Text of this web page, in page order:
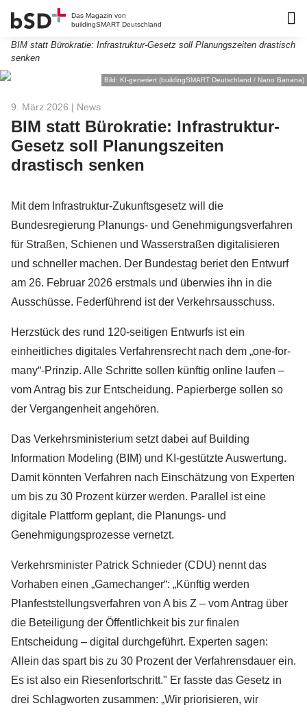
Das Magazin von
buildingSMART Deutschland
BIM statt Bürokratie: Infrastruktur-Gesetz soll Planungszeiten drastisch
senken
Bild: KI-generiert (buildingSMART Deutschland / Nano Banana)
9. März 2026 | News
BIM statt Bürokratie: Infrastruktur-
Gesetz soll Planungszeiten
drastisch senken
Mit dem Infrastruktur-Zukunftsgesetz will die
Bundesregierung Planungs- und Genehmigungsverfahren
für Straßen, Schienen und Wasserstraßen digitalisieren
und schneller machen. Der Bundestag beriet den Entwurf
am 26. Februar 2026 erstmals und überwies ihn in die
Ausschüsse. Federführend ist der Verkehrsausschuss.
Herzstück des rund 120-seitigen Entwurfs ist ein
einheitliches digitales Verfahrensrecht nach dem „one-for-
many“-Prinzip. Alle Schritte sollen künftig online laufen –
vom Antrag bis zur Entscheidung. Papierberge sollen so
der Vergangenheit angehören.
Das Verkehrsministerium setzt dabei auf Building
Information Modeling (BIM) und KI-gestützte Auswertung.
Damit könnten Verfahren nach Einschätzung von Experten
um bis zu 30 Prozent kürzer werden. Parallel ist eine
digitale Plattform geplant, die Planungs- und
Genehmigungsprozesse vernetzt.
Verkehrsminister Patrick Schnieder (CDU) nennt das
Vorhaben einen „Gamechanger“: „Künftig werden
Planfeststellungsverfahren von A bis Z – vom Antrag über
die Beteiligung der Öffentlichkeit bis zur finalen
Entscheidung – digital durchgeführt. Experten sagen:
Allein das spart bis zu 30 Prozent der Verfahrensdauer ein.
Es ist also ein Riesenfortschritt." Er fasste das Gesetz in
drei Schlagworten zusammen: „Wir priorisieren, wir